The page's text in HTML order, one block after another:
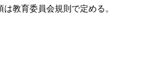
教育委員会規則で定める。